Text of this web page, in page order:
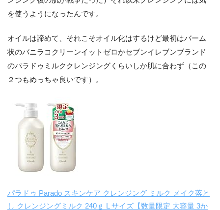
を使うようになったんです。
オイルは諦めて、それこそオイル化はするけど最初はバーム
状のバニラコクリーンイットゼロかセブンイレブンブランド
のパラドゥミルククレンジングくらいしか肌に合わず（この
２つもめっちゃ良いです）。
パラドゥ Parado スキンケア クレンジング ミルク メイク落と
し クレンジングミルク 240ｇ L サイズ【数量限定 大容量 3か